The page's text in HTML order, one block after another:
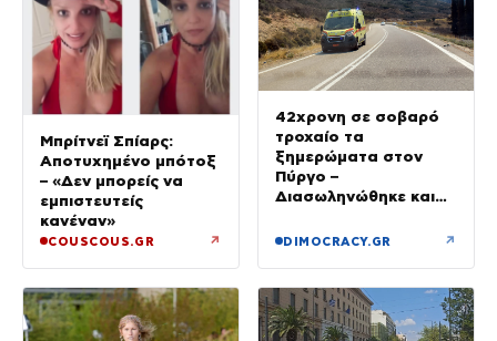
Μπρίτνεϊ Σπίαρς:
Αποτυχημένο μπότοξ
– «Δεν μπορείς να
εμπιστευτείς
κανέναν»
COUSCOUS.GR ↗
42χρονη σε σοβαρό
τροχαίο τα
ξημερώματα στον
Πύργο –
Διασωληνώθηκε και
DIMOCRACY.GR ↗